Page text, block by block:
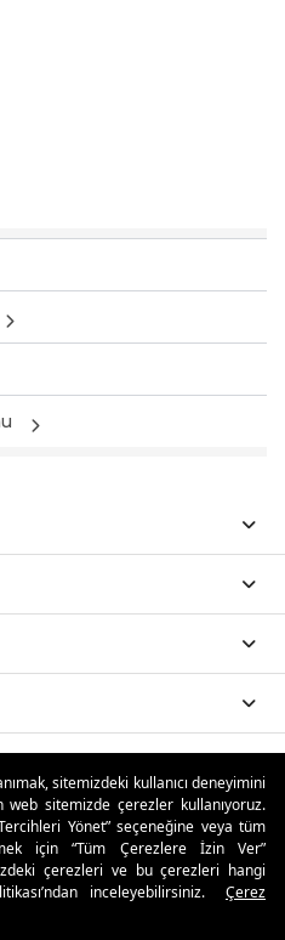
sitemizdeki kullanıcı deneyimini
sitemizde çerezler kullanıyoruz.
Yönet” seçeneğine veya tüm
için “Tüm Çerezlere İzin Ver”
çerezleri ve bu çerezleri hangi
inceleyebilirsiniz.
Çerez